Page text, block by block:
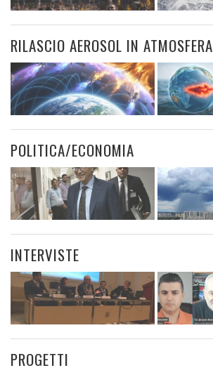
RILASCIO AEROSOL IN ATMOSFERA
POLITICA/ECONOMIA
INTERVISTE
PROGETTI